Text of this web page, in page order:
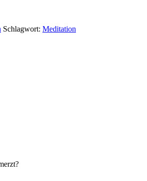
Schlagwort: Meditation